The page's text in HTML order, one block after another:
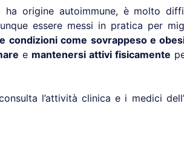
ha origine autoimmune, è molto
essere messi in pratica per
condizioni come sovrappeso e
e mantenersi attivi fisicamente
l’attività clinica e i medici dell’